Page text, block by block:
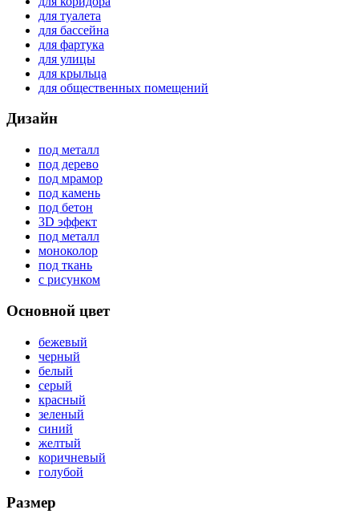
для туалета
для бассейна
для фартука
для улицы
для крыльца
для общественных помещений
Дизайн
под металл
под дерево
под мрамор
под камень
под бетон
3D эффект
под металл
моноколор
под ткань
с рисунком
Основной цвет
бежевый
черный
белый
серый
красный
зеленый
синий
желтый
коричневый
голубой
Размер